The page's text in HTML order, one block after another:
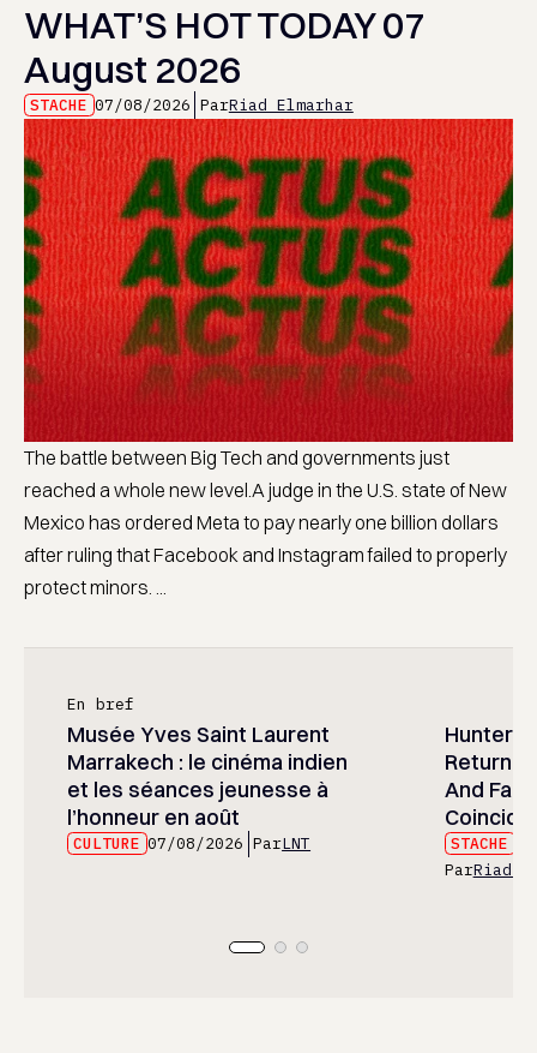
WHAT’S HOT TODAY 07
August 2026
STACHE 07/08/2026 ParRiad Elmarhar
The battle between Big Tech and governments just
reached a whole new level.A judge in the U.S. state of New
Mexico has ordered Meta to pay nearly one billion dollars
after ruling that Facebook and Instagram failed to properly
protect minors. ...
En bref
Musée Yves Saint Laurent
Marrakech : le cinéma indien
et les séances jeunesse à
l’honneur en août
CULTURE 07/08/2026 ParLNT
Hunter
And
STACHE
ParRiad